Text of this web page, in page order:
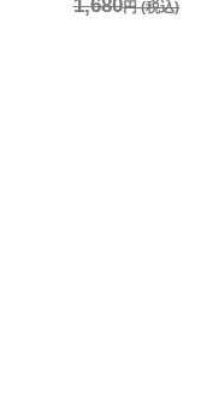
1,680円(税込)